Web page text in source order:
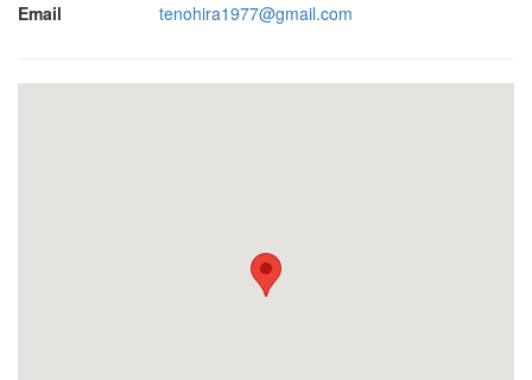
Email
tenohira1977@gmail.com